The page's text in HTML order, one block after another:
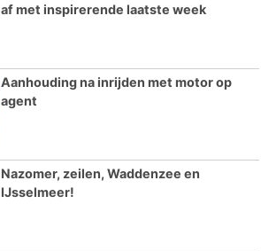
af met inspirerende laatste week
Aanhouding na inrijden met motor op
agent
Nazomer, zeilen, Waddenzee en
IJsselmeer!